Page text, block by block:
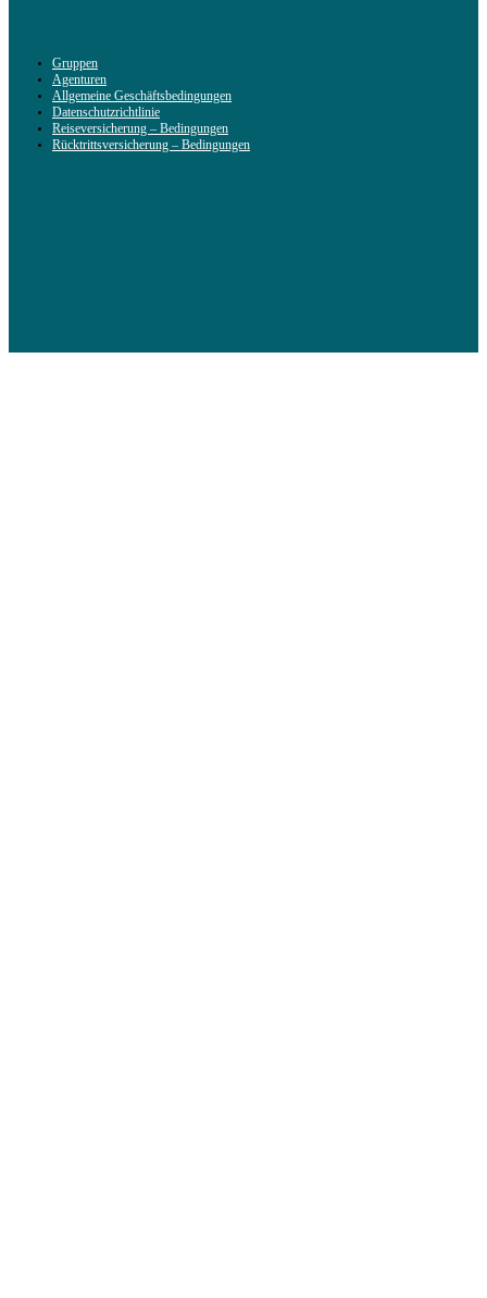
Gruppen
Agenturen
Allgemeine Geschäftsbedingungen
Datenschutzrichtlinie
Reiseversicherung – Bedingungen
Rücktrittsversicherung – Bedingungen